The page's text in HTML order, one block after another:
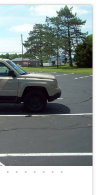
• • • • • • •